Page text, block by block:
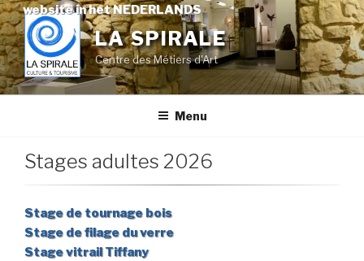
website in het NEDERLANDS
Skip
to
content
LA SPIRALE
Centre des Métiers d'Art
Menu
Stages adultes 2026
Stage de tournage bois
Stage de filage du verre
Stage vitrail Tiffany